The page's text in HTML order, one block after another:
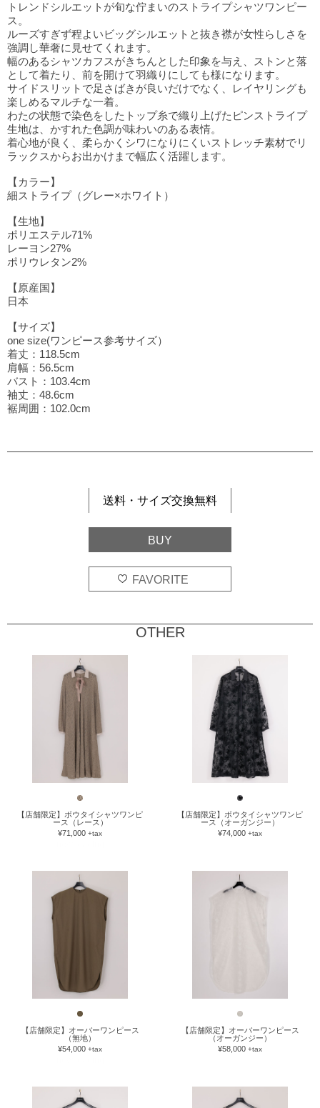
ホワイト×グレー
one size ○ BUY
ブラック×グレー
one size ○ BUY
トレンドシルエットが旬な佇まいのストライプシャツワンピー
ス。
ルーズすぎず程よいビッグシルエットと抜き襟が女性らしさを
強調し華奢に見せてくれます。
幅のあるシャツカフスがきちんとした印象を与え、ストンと落
として着たり、前を開けて羽織りにしても様になります。
サイドスリットで足さばきが良いだけでなく、レイヤリングも
楽しめるマルチな一着。
わたの状態で染色をしたトップ糸で織り上げたピンストライプ
生地は、かすれた色調が味わいのある表情。
着心地が良く、柔らかくシワになりにくいストレッチ素材でリ
ラックスからお出かけまで幅広く活躍します。
【カラー】
細ストライプ（グレー×ホワイト）
【生地】
ポリエステル71%
レーヨン27%
ポリウレタン2%
【原産国】
日本
【サイズ】
one size(ワンピース参考サイズ）
着丈：118.5cm
肩幅：56.5cm
バスト：103.4cm
袖丈：48.6cm
裾周囲：102.0cm
送料・サイズ交換無料
OTHER
【店舗限定】ボウタイシャツワンピ
ース（レース）
¥71,000 +tax
【店舗限定】ボウタイシャツワンピ
ース（オーガンジー）
¥74,000 +tax
【店舗限定】オーバーワンピース
（無地）
¥54,000 +tax
【店舗限定】オーバーワンピース
（オーガンジー）
¥58,000 +tax